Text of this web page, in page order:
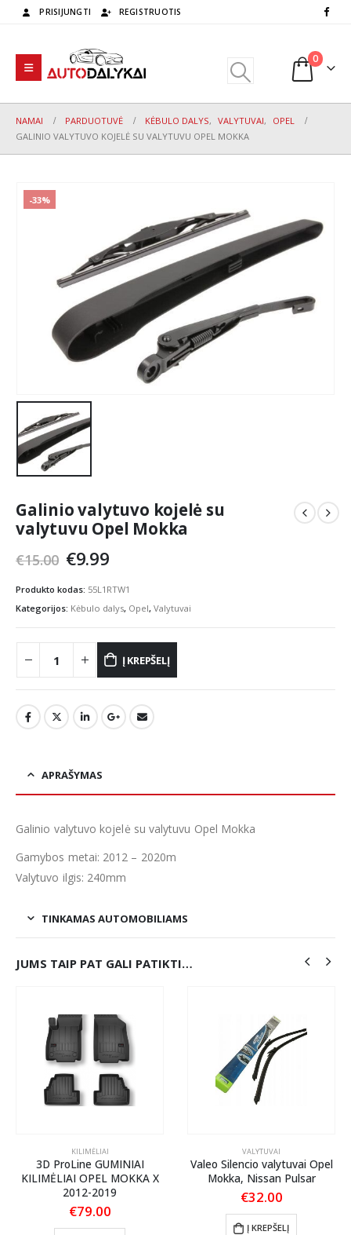
PRISIJUNGTI REGISTRUOTIS
0
NAMAI PARDUOTUVĖ KĖBULO DALYS, VALYTUVAI,
OPEL
GALINIO VALYTUVO KOJELĖ SU VALYTUVU OPEL MOKKA
-33%
Galinio valytuvo kojelė su
valytuvu Opel Mokka
€15.00 Original
was:
€15.00.
€9.99Current
is:
€9.99.
Produkto kodas: 55L1RTW1
Kategorijos: Kėbulo dalys, Opel, Valytuvai
Į KREPŠELĮ
APRAŠYMAS
Galinio valytuvo kojelė su valytuvu Opel Mokka
Gamybos metai: 2012 – 2020m
Valytuvo ilgis: 240mm
TINKAMAS AUTOMOBILIAMS
JUMS TAIP PAT GALI PATIKTI…
KILIMĖLIAI
3D ProLine GUMINIAI
KILIMĖLIAI OPEL MOKKA X
2012-2019
€79.00
VALYTUVAI
Valeo Silencio valytuvai Opel
Mokka, Nissan Pulsar
€32.00
Į KREPŠELĮ